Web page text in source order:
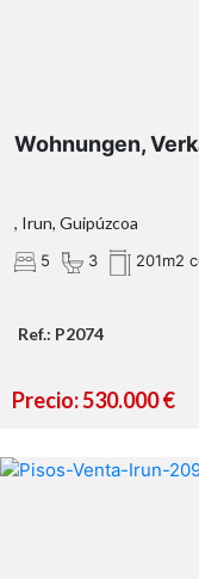
Wohnungen,
, Irun, Guipúzcoa
5 3 201m2
Ref.: P2074
Precio: 530.000 €